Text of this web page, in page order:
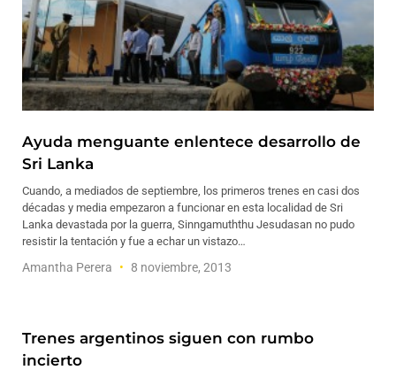
Ayuda menguante enlentece desarrollo de
Sri Lanka
Cuando, a mediados de septiembre, los primeros trenes en casi dos
décadas y media empezaron a funcionar en esta localidad de Sri
Lanka devastada por la guerra, Sinngamuththu Jesudasan no pudo
resistir la tentación y fue a echar un vistazo…
Amantha Perera 8 noviembre, 2013
Trenes argentinos siguen con rumbo
incierto